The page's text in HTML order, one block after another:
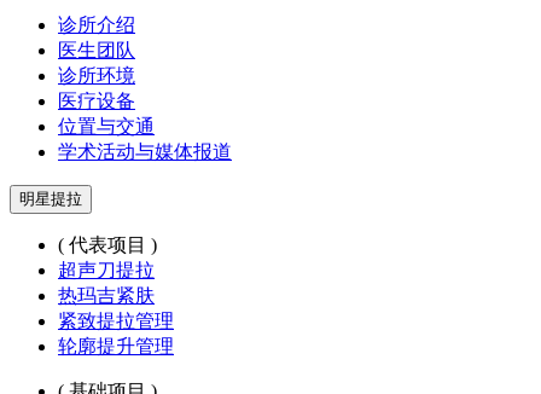
诊所介绍
医生团队
诊所环境
医疗设备
位置与交通
学术活动与媒体报道
明星提拉
( 代表项目 )
超声刀提拉
热玛吉紧肤
紧致提拉管理
轮廓提升管理